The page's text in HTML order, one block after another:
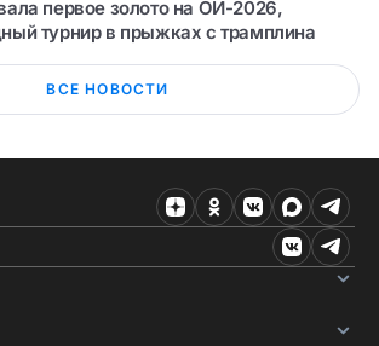
первое золото на ОИ-2026,
турнир в прыжках с трамплина
ВСЕ НОВОСТИ